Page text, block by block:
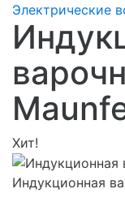
Электрические
Хит!
Индукционная